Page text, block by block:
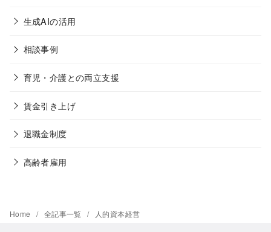
生成AIの活用
相談事例
育児・介護との両立支援
賃金引き上げ
退職金制度
高齢者雇用
Home 全記事一覧 人的資本経営